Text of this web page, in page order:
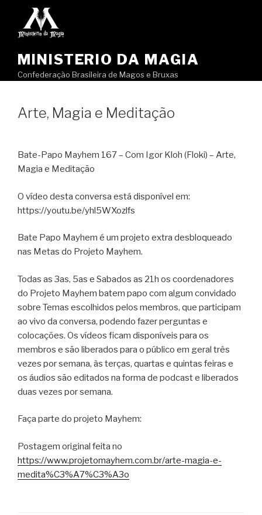
MINISTERIO DA MAGIA
Confederação Brasileira de Magos e Bruxas
Arte, Magia e Meditação
Bate-Papo Mayhem 167 – Com Igor Kloh (Floki) – Arte,
Magia e Meditação
O vídeo desta conversa está disponível em:
https://youtu.be/yhl5WXozlfs
Bate Papo Mayhem é um projeto extra desbloqueado
nas Metas do Projeto Mayhem.
Todas as 3as, 5as e Sabados as 21h os coordenadores
do Projeto Mayhem batem papo com algum convidado
sobre Temas escolhidos pelos membros, que participam
ao vivo da conversa, podendo fazer perguntas e
colocações. Os vídeos ficam disponíveis para os
membros e são liberados para o público em geral três
vezes por semana, às terças, quartas e quintas feiras e
os áudios são editados na forma de podcast e liberados
duas vezes por semana.
Faça parte do projeto Mayhem:
Postagem original feita no
https://www.projetomayhem.com.br/arte-magia-e-
medita%C3%A7%C3%A3o